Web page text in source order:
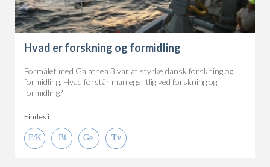
Hvad er forskning og formidling
Formålet med Galathea 3 var at styrke dansk forskning og
formidling. Hvad forstår man egentlig ved forskning og
formidling?
Findes i: